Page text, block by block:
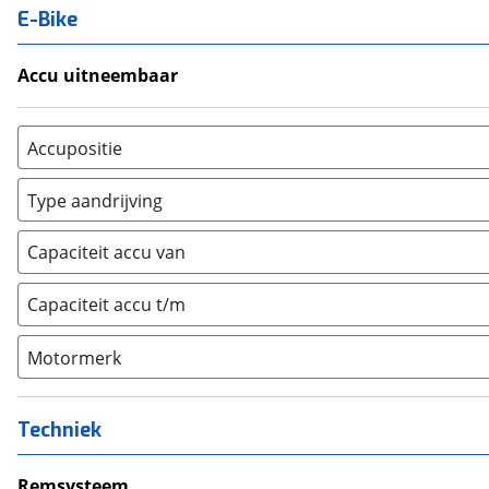
E-Bike
Accu uitneembaar
Nee, vast (0)
Accupositie
Bagagedrager (0)
Frame (0 )
Vloer (0
Achterbank (0)
Kofferbak (0)
Overig (0)
Type aandrijving
Achterwiel (0)
Trapas
Voorwiel
Capaciteit accu van
Capaciteit accu t/m
Motormerk
Bosch (0)
Yamaha
Stromer (0)
Giant (0)
Techniek